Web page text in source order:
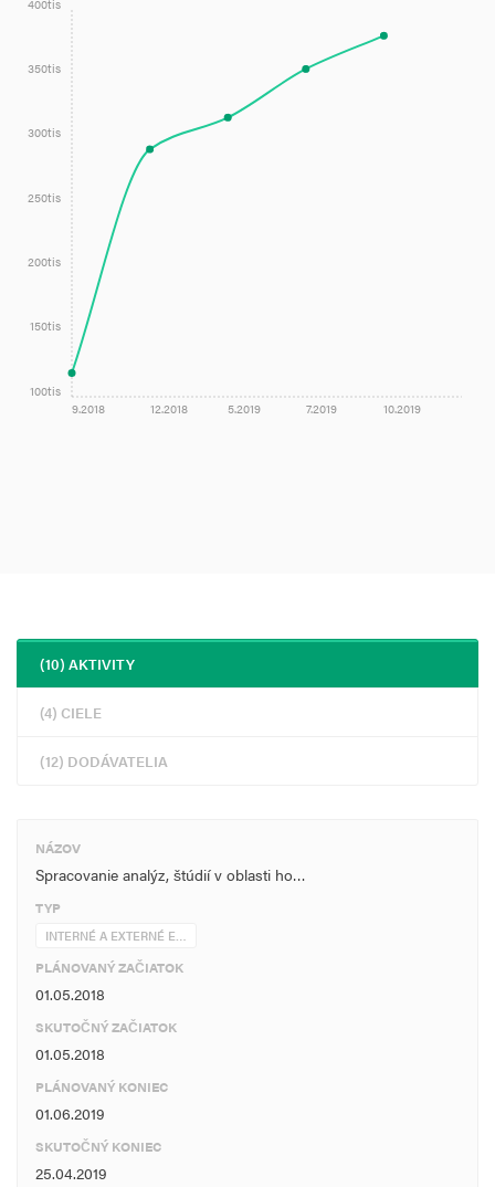
9.2018 12.2018 5.2019 7.2019 10.2019
100tis
150tis
200tis
250tis
300tis
350tis
400tis
(10) AKTIVITY
(4) CIELE
(12) DODÁVATELIA
NÁZOV
Spracovanie analýz, štúdií v oblasti ho…
TYP
INTERNÉ A EXTERNÉ E…
PLÁNOVANÝ ZAČIATOK
01.05.2018
SKUTOČNÝ ZAČIATOK
01.05.2018
PLÁNOVANÝ KONIEC
01.06.2019
SKUTOČNÝ KONIEC
25.04.2019